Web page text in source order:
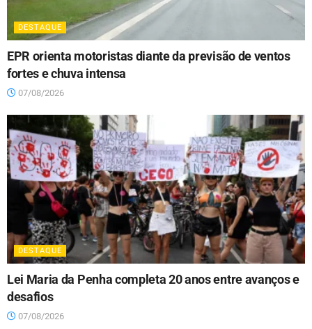
DESTAQUE
EPR orienta motoristas diante da previsão de ventos
fortes e chuva intensa
07/08/2026
DESTAQUE
Lei Maria da Penha completa 20 anos entre avanços e
desafios
07/08/2026